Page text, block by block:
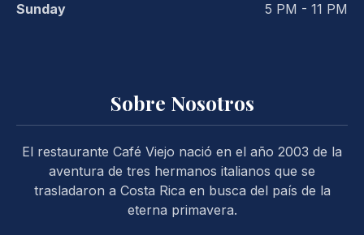
Sunday
5 PM - 11 PM
Sobre Nosotros
El restaurante Café Viejo nació en el año 2003 de la
aventura de tres hermanos italianos que se
trasladaron a Costa Rica en busca del país de la
eterna primavera.